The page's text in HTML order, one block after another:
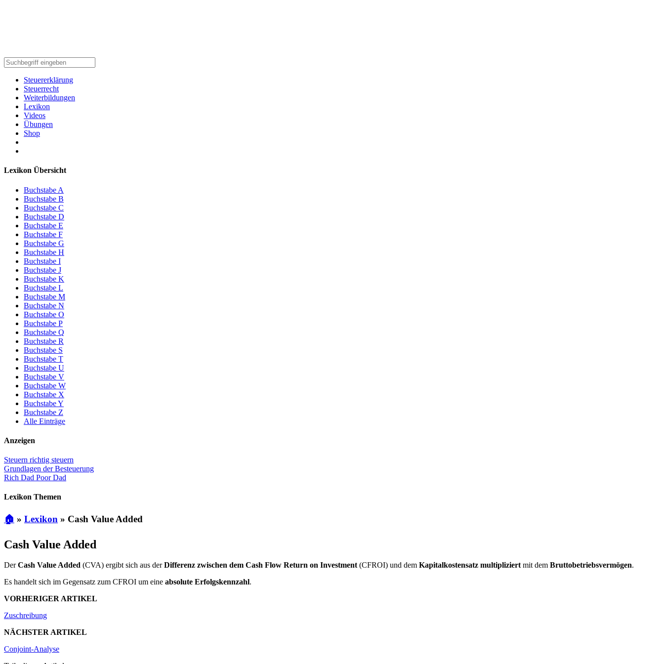
Steuererklärung
Steuerrecht
Weiterbildungen
Lexikon
Videos
Übungen
Shop
Lexikon Übersicht
Buchstabe A
Buchstabe B
Buchstabe C
Buchstabe D
Buchstabe E
Buchstabe F
Buchstabe G
Buchstabe H
Buchstabe I
Buchstabe J
Buchstabe K
Buchstabe L
Buchstabe M
Buchstabe N
Buchstabe O
Buchstabe P
Buchstabe Q
Buchstabe R
Buchstabe S
Buchstabe T
Buchstabe U
Buchstabe V
Buchstabe W
Buchstabe X
Buchstabe Y
Buchstabe Z
Alle Einträge
Anzeigen
Steuern richtig steuern
Grundlagen der Besteuerung
Rich Dad Poor Dad
Lexikon Themen
🏠 » Lexikon » Cash Value Added
Cash Value Added
DerCash Value Added (CVA) ergibt sich aus derDifferenz zwischen dem Cash Flow Return on Investment(CFROI) und dem Kapitalkostensatz multipliziertmit dem Bruttobetriebsvermögen.
Es handelt sich im Gegensatz zum CFROI um eine absolute Erfolgskennzahl.
VORHERIGER ARTIKEL
Zuschreibung
NÄCHSTER ARTIKEL
Conjoint-Analyse